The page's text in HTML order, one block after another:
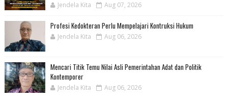
Jendela Kita Aug 07, 2026
Profesi Kedokteran Perlu Mempelajari Kontruksi Hukum
Jendela Kita Aug 06, 2026
Mencari Titik Temu Nilai Asli Pemerintahan Adat dan Politik
Kontemporer
Jendela Kita Aug 06, 2026